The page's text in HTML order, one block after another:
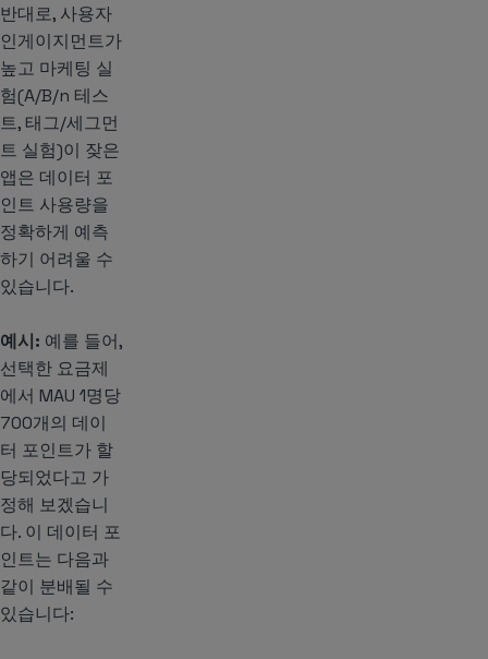
반대로, 사용자
인게이지먼트가
높고 마케팅 실
험(A/B/n 테스
트, 태그/세그먼
트 실험)이 잦은
앱은 데이터 포
인트 사용량을
정확하게 예측
하기 어려울 수
있습니다.
예시: 예를 들어,
선택한 요금제
에서 MAU 1명당
700개의 데이
터 포인트가 할
당되었다고 가
정해 보겠습니
다. 이 데이터 포
인트는 다음과
같이 분배될 수
있습니다: